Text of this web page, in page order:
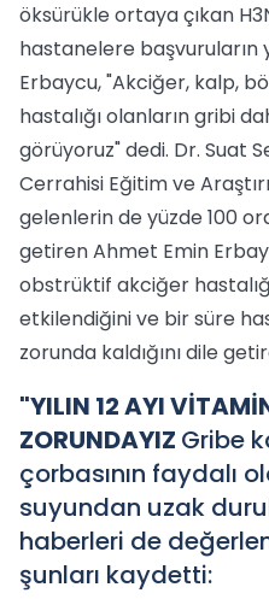
öksürükle ortaya çıkan
hastanelere başvuruların
Erbaycu, "Akciğer, kalp,
hastalığı olanların gribi
görüyoruz" dedi. Dr. Suat
Cerrahisi Eğitim ve
gelenlerin de yüzde 100
getiren Ahmet Emin
obstrüktif akciğer
etkilendiğini ve bir süre
zorunda kaldığını dile
"YILIN 12 AYI
ZORUNDAYIZ Gribe
çorbasının faydalı
suyundan uzak
haberleri de
şunları kaydetti: